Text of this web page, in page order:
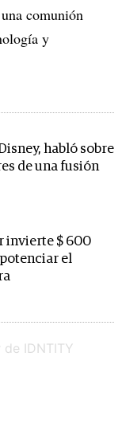
comunión
y
habló sobre
de una fusión
invierte $ 600
el